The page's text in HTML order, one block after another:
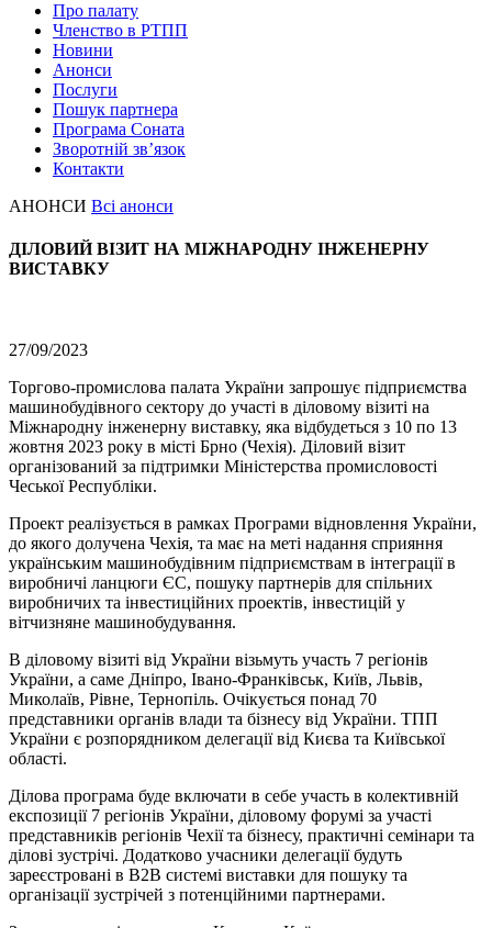
Про палату
Членство в РТПП
Новини
Анонси
Послуги
Пошук партнера
Програма Соната
Зворотній зв’язок
Контакти
АНОНСИ Всі анонси
ДІЛОВИЙ ВІЗИТ НА МІЖНАРОДНУ ІНЖЕНЕРНУ
ВИСТАВКУ
27/09/2023
Торгово-промислова палата України запрошує підприємства
машинобудівного сектору до участі в діловому візиті на
Міжнародну інженерну виставку, яка відбудеться з 10 по 13
жовтня 2023 року в місті Брно (Чехія). Діловий візит
організований за підтримки Міністерства промисловості
Чеської Республіки.
Проект реалізується в рамках Програми відновлення України,
до якого долучена Чехія, та має на меті надання сприяння
українським машинобудівним підприємствам в інтеграції в
виробничі ланцюги ЄС, пошуку партнерів для спільних
виробничих та інвестиційних проектів, інвестицій у
вітчизняне машинобудування.
В діловому візиті від України візьмуть участь 7 регіонів
України, а саме Дніпро, Івано-Франківськ, Київ, Львів,
Миколаїв, Рівне, Тернопіль. Очікується понад 70
представники органів влади та бізнесу від України. ТПП
України є розпорядником делегації від Києва та Київської
області.
Ділова програма буде включати в себе участь в колективній
експозиції 7 регіонів України, діловому форумі за участі
представників регіонів Чехії та бізнесу, практичні семінари та
ділові зустрічі. Додатково учасники делегації будуть
зареєстровані в В2В системі виставки для пошуку та
організації зустрічей з потенційними партнерами.